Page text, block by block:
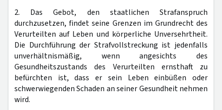
2. Das Gebot, den staatlichen Strafanspruch
durchzusetzen, findet seine Grenzen im Grundrecht des
Verurteilten auf Leben und körperliche Unversehrtheit.
Die Durchführung der Strafvollstreckung ist jedenfalls
unverhältnismäßig, wenn angesichts des
Gesundheitszustands des Verurteilten ernsthaft zu
befürchten ist, dass er sein Leben einbüßen oder
schwerwiegenden Schaden an seiner Gesundheit nehmen
wird.